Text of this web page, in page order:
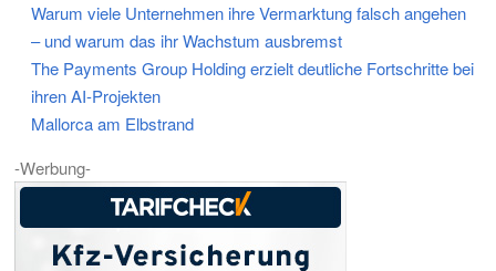
Warum viele Unternehmen ihre Vermarktung falsch angehen
– und warum das ihr Wachstum ausbremst
The Payments Group Holding erzielt deutliche Fortschritte bei
ihren AI-Projekten
Mallorca am Elbstrand
-Werbung-